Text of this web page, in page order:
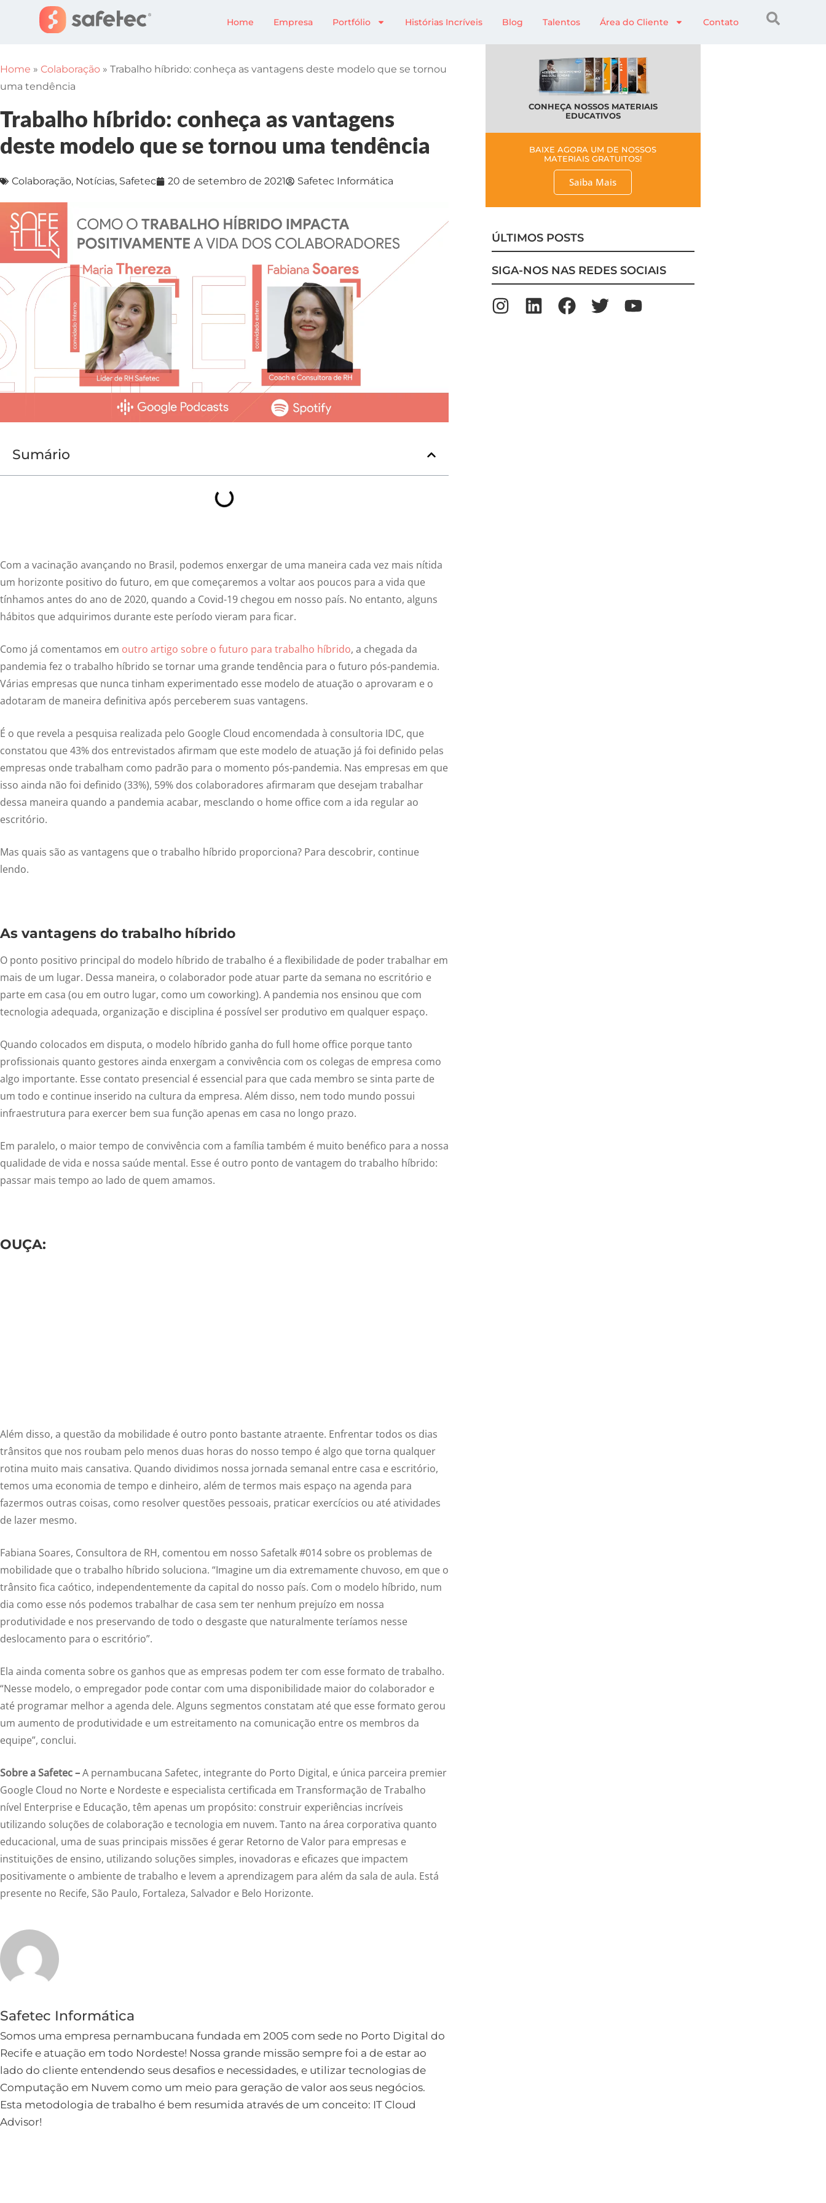
Home Empresa Portfólio Histórias Incríveis Blog Talentos Área do Cliente Contato
Home » Colaboração » Trabalho híbrido: conheça as vantagens deste modelo que se tornou
uma tendência
Trabalho híbrido: conheça as vantagens
deste modelo que se tornou uma tendência
Colaboração, Notícias, Safetec 20 de setembro de 2021 Safetec Informática
Sumário
Com a vacinação avançando no Brasil, podemos enxergar de uma maneira cada vez mais nítida
um horizonte positivo do futuro, em que começaremos a voltar aos poucos para a vida que
tínhamos antes do ano de 2020, quando a Covid-19 chegou em nosso país. No entanto, alguns
hábitos que adquirimos durante este período vieram para ficar.
Como já comentamos em outro artigo sobre o futuro para trabalho híbrido, a chegada da
pandemia fez o trabalho híbrido se tornar uma grande tendência para o futuro pós-pandemia.
Várias empresas que nunca tinham experimentado esse modelo de atuação o aprovaram e o
adotaram de maneira definitiva após perceberem suas vantagens.
É o que revela a pesquisa realizada pelo Google Cloud encomendada à consultoria IDC, que
constatou que 43% dos entrevistados afirmam que este modelo de atuação já foi definido pelas
empresas onde trabalham como padrão para o momento pós-pandemia. Nas empresas em que
isso ainda não foi definido (33%), 59% dos colaboradores afirmaram que desejam trabalhar
dessa maneira quando a pandemia acabar, mesclando o home office com a ida regular ao
escritório.
Mas quais são as vantagens que o trabalho híbrido proporciona? Para descobrir, continue
lendo.
As vantagens do trabalho híbrido
O ponto positivo principal do modelo híbrido de trabalho é a flexibilidade de poder trabalhar em
mais de um lugar. Dessa maneira, o colaborador pode atuar parte da semana no escritório e
parte em casa (ou em outro lugar, como um coworking). A pandemia nos ensinou que com
tecnologia adequada, organização e disciplina é possível ser produtivo em qualquer espaço.
Quando colocados em disputa, o modelo híbrido ganha do full home office porque tanto
profissionais quanto gestores ainda enxergam a convivência com os colegas de empresa como
algo importante. Esse contato presencial é essencial para que cada membro se sinta parte de
um todo e continue inserido na cultura da empresa. Além disso, nem todo mundo possui
infraestrutura para exercer bem sua função apenas em casa no longo prazo.
Em paralelo, o maior tempo de convivência com a família também é muito benéfico para a nossa
qualidade de vida e nossa saúde mental. Esse é outro ponto de vantagem do trabalho híbrido:
passar mais tempo ao lado de quem amamos.
OUÇA:
Além disso, a questão da mobilidade é outro ponto bastante atraente. Enfrentar todos os dias
trânsitos que nos roubam pelo menos duas horas do nosso tempo é algo que torna qualquer
rotina muito mais cansativa. Quando dividimos nossa jornada semanal entre casa e escritório,
temos uma economia de tempo e dinheiro, além de termos mais espaço na agenda para
fazermos outras coisas, como resolver questões pessoais, praticar exercícios ou até atividades
de lazer mesmo.
Fabiana Soares, Consultora de RH, comentou em nosso Safetalk #014 sobre os problemas de
mobilidade que o trabalho híbrido soluciona. “Imagine um dia extremamente chuvoso, em que o
trânsito fica caótico, independentemente da capital do nosso país. Com o modelo híbrido, num
dia como esse nós podemos trabalhar de casa sem ter nenhum prejuízo em nossa
produtividade e nos preservando de todo o desgaste que naturalmente teríamos nesse
deslocamento para o escritório”.
Ela ainda comenta sobre os ganhos que as empresas podem ter com esse formato de trabalho.
“Nesse modelo, o empregador pode contar com uma disponibilidade maior do colaborador e
até programar melhor a agenda dele. Alguns segmentos constatam até que esse formato gerou
um aumento de produtividade e um estreitamento na comunicação entre os membros da
equipe”, conclui.
Sobre a Safetec –A pernambucana Safetec, integrante do Porto Digital, e única parceira premier
Google Cloud no Norte e Nordeste e especialista certificada em Transformação de Trabalho
nível Enterprise e Educação, têm apenas um propósito: construir experiências incríveis
utilizando soluções de colaboração e tecnologia em nuvem. Tanto na área corporativa quanto
educacional, uma de suas principais missões é gerar Retorno de Valor para empresas e
instituições de ensino, utilizando soluções simples, inovadoras e eficazes que impactem
positivamente o ambiente de trabalho e levem a aprendizagem para além da sala de aula. Está
presente no Recife, São Paulo, Fortaleza, Salvador e Belo Horizonte.
Safetec Informática
Somos uma empresa pernambucana fundada em 2005 com sede no Porto Digital do
Recife e atuação em todo Nordeste! Nossa grande missão sempre foi a de estar ao
lado do cliente entendendo seus desafios e necessidades, e utilizar tecnologias de
Computação em Nuvem como um meio para geração de valor aos seus negócios.
Esta metodologia de trabalho é bem resumida através de um conceito: IT Cloud
Advisor!
CONHEÇA NOSSOS MATERIAIS
EDUCATIVOS
BAIXE AGORA UM DE NOSSOS
MATERIAIS GRATUITOS!
Saiba Mais
ÚLTIMOS POSTS
SIGA-NOS NAS REDES SOCIAIS